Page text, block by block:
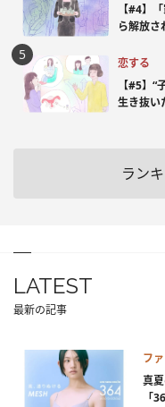
【#4】
ら解放さ
恋する
【#5】
生き抜い
ラン
LATEST
最新の記事
フ
真
「